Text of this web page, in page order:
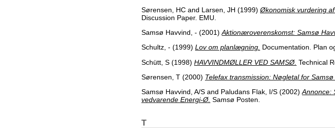
Sørensen, HC and Larsen, JH (1999) Økonomisk vurdering
Discussion Paper. EMU.
Samsø Havvind, - (2001)Aktionæroverenskomst: Samsø
Schultz, - (1999) Lov om planlægning. Documentation. Plan
Schütt, S (1998) HAVVINDMØLLER VED SAMSØ. Technical
Sørensen, T (2000) Telefax transmission: Nøgletal for
Samsø Havvind, A/S and Paludans Flak, I/S (2002) Annonce:
vedvarende Energi-Ø. Samsø Posten.
T